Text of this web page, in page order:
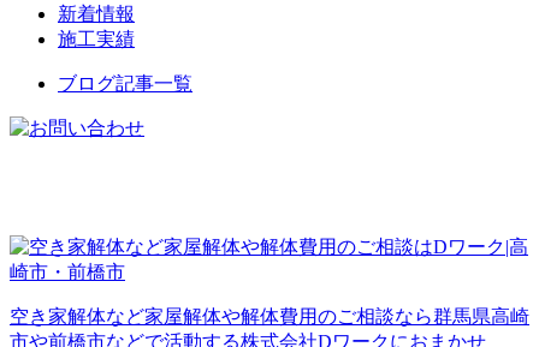
新着情報
施工実績
ブログ記事一覧
空き家解体など家屋解体や解体費用のご相談なら群馬県高崎
市や前橋市などで活動する株式会社Dワークにおまかせ